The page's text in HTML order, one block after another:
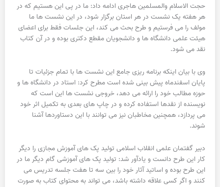
حجت الاسلام والمسلمین هاجری ادامه داد: ما در پی این هستیم که در
هر هفته یک نشست در هر استان برگزار شود، در این نشست ها ما
مولف را می فرستیم و طرح بحث می کند، این جلسات فقط برای اعضای
هیئت علمی دانشگاه ها و دانشجویان مقطع دکتری بوده و در آن کتاب
نقد می شود.
وی با بیان اینکه برنامه ریزی جامع این نشست ها با تمام جزئیات تا
پایان اسفندماه پیش بینی شده است مطرح کرد: استاد در دانشگاه ها و
حوزه مطالب خود را ارائه می دهد، خروجی نشست ها این است که
نویسنده از نقدها استفاده کرده و در چاپ های بعدی به تکمیل اثر خود
می پردازد، همچنین مخاطبان نیز می توانند با این دستاوردها آشنا
شوند.
دبیر گفتمان علمی انقلاب اسلامی تولید پک های آموزش مجازی را دیگر
کار این طرح دانست و یادآور شد: تولید پک های آموزشی گام دیگر ما در
این طرح بوده و اساتید آثار خود را بین سه تا هفت جلسه تدریس می
کنند و اگر کسی علاقه داشته باشد، می تواند به محتوای کتاب به صورت